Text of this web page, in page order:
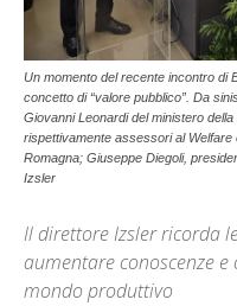
Un momento del recente incontro di
concetto di “valore pubblico”. Da
Giovanni Leonardi del ministero
rispettivamente assessori al Welfare
Romagna; Giuseppe Diegoli,
Izsler
Il direttore Izsler ricorda
aumentare conoscenze e
mondo produttivo